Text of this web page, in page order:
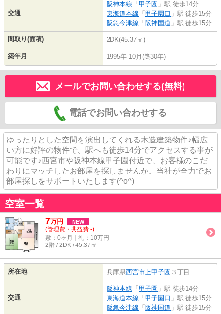
交通
阪神本線 「 甲子園 」駅 徒歩14分
東海道本線 「 甲子園口 」駅 徒歩15分
阪急今津線 「 阪神国道 」駅 徒歩15分
間取り(面積) 2DK(45.37㎡)
築年月 1995年 10月(築30年)
メールでお問い合わせする(無料)
電話でお問い合わせする
ゆったりとした空間を演出してくれる木造建築物件♪幅広
い方に好評の物件で、駅へも徒歩14分でアクセスする事が
可能です♪西宮市や阪神本線甲子園付近で、お客様のこだ
わりにマッチしたお部屋を探しませんか。当社が全力でお
部屋探しをサポートいたします(^o^)
空室一覧
7万円 NEW
(管理費・共益費 -)
敷：0ヶ月｜礼：10万円
2階 / 2DK / 45.37㎡
所在地 兵庫県西宮市上甲子園 ３丁目
交通
阪神本線 「 甲子園 」駅 徒歩14分
東海道本線 「 甲子園口 」駅 徒歩15分
阪急今津線 「 阪神国道 」駅 徒歩15分